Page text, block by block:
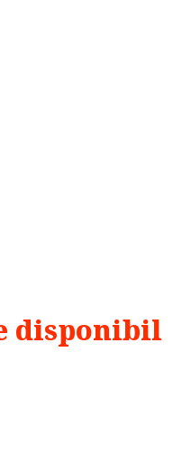
disponibil